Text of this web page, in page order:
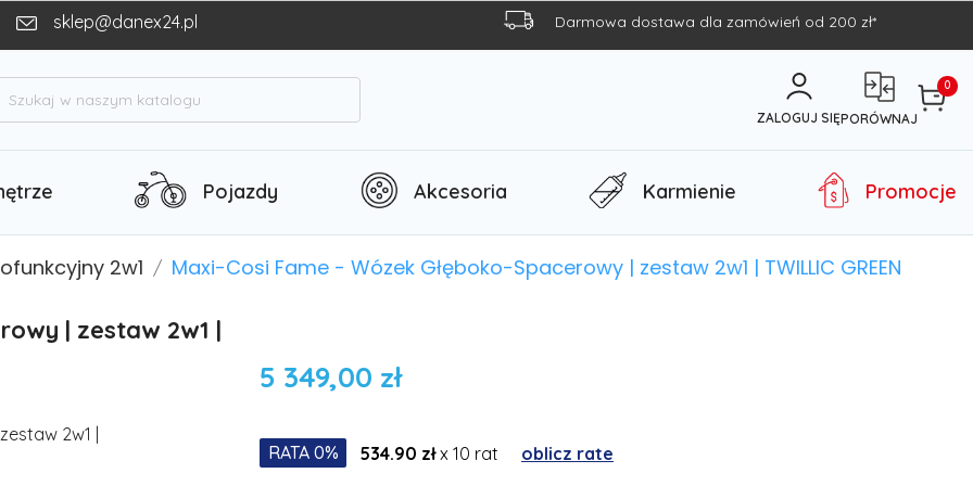
sklep@danex24.pl Darmowa dostawa dla zamówień od 200 zł*
0
ZALOGUJ SIĘPORÓWNAJ
Pojazdy Akcesoria Karmienie Promocje
2w1 Maxi-Cosi Fame - Wózek Głęboko-Spacerowy | zestaw 2w1 | TWILLIC GREEN
| zestaw 2w1 |
5 349,00 zł
RATA 0% 534.90 złx 10 rat oblicz rate